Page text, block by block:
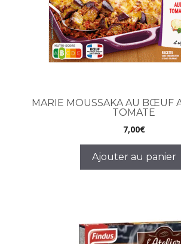
MARIE MOUSSAKA AU BŒUF
TOMATE
7,00€
Ajouter au panier